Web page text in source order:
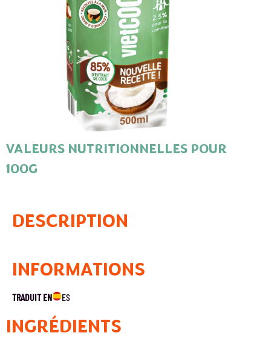
VALEURS NUTRITIONNELLES POUR
100G
DESCRIPTION
INFORMATIONS
TRADUIT EN ES
INGRÉDIENTS